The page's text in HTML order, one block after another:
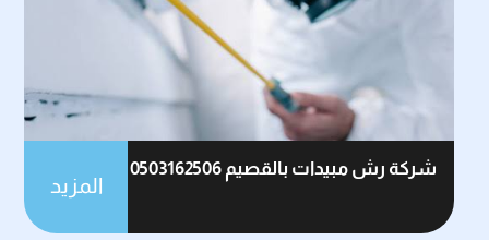
شركة رش مبيدات بالقصيم 0503162506
المزيد